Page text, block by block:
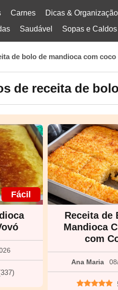
Carnes Dicas & Organização
Saudável Sopas e Caldos
de bolo de mandioca com coco
de receita de
Fácil
337)
Receita de
Mandioca
com
Ana Maria